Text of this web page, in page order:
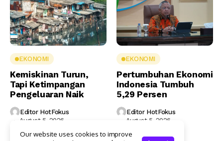
EKONOMI
Kemiskinan Turun,
Tapi Ketimpangan
Pengeluaran Naik
Editor HotFokus
August 5, 2026
EKONOMI
Pertumbuhan Ekonomi
Indonesia Tumbuh
5,29 Persen
Editor HotFokus
August 5, 2026
Our website uses cookies to improve